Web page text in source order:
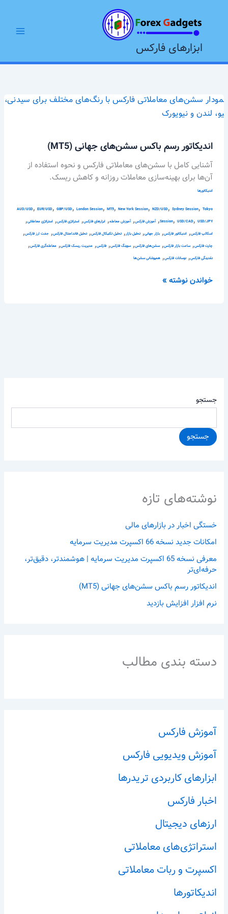
ابزارهای فارکس
Menu
جستجو
جستجو
نوشته‌های تازه
خستگی اخبار در بازارهای مالی
امکانات جدید نسخه 66 اکسپرت مدیریت سرمایه
معرفی نسخه 65 اکسپرت مدیریت سرمایه | هوشمندتر، دقیق‌تر،
حرفه‌ای‌تر
اندیکاتور رسم باکس سشن‌های جهانی (MT5)
نرم افزار افزایش بازدید
دسته بندی مطالب
آموزش فارکس
آموزش ویدیویی فارکس
ابزارهای کاربردی تریدرها
اخبار فارکس
ارزهای دیجیتال
استراتژی‌های معاملاتی
اکسپرت و ربات معاملاتی
اندیکاتورها
اندیکاتور رسم باکس سشن‌های جهانی (MT5)
آشنایی کامل با سشن‌های معاملاتی فارکس و نحوه استفاده از
آن‌ها برای بهینه‌سازی معاملات روزانه و کاهش ریسک.
اندیکاتورها
AUD/USD,EUR/USD,GBP/USD,London Session,MT5,New York Session,NZD/USD,Sydney Session,Tokyo
Session,USD/CAD,USD/JPY
,آموزش فارکس,آموزش معامله, ابزارهای فارکس, استراتژی فارکس, استراتژی معاملاتی,
اسکالپ فارکس, اندیکاتور فارکس, بازار جهانی, تحلیل بازار, تحلیل تکنیکال فارکس, تحلیل فاندامنتال فارکس, جفت ارز فارکس,
چارت فارکس,ساعت بازار فارکس,سشن‌های فارکس,سوینگ فارکس, فارکس, مدیریت ریسک فارکس, معامله‌گری فارکس,
نقدینگی فارکس, نوسانات فارکس, همپوشانی سشن‌ها
اندیکاتور
رسم
جهانی
(MT5)
خواندن نوشته »